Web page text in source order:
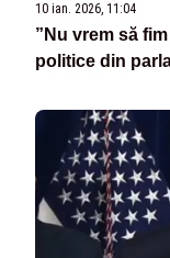
10 ian. 2026, 11:04
”Nu vrem să
politice din